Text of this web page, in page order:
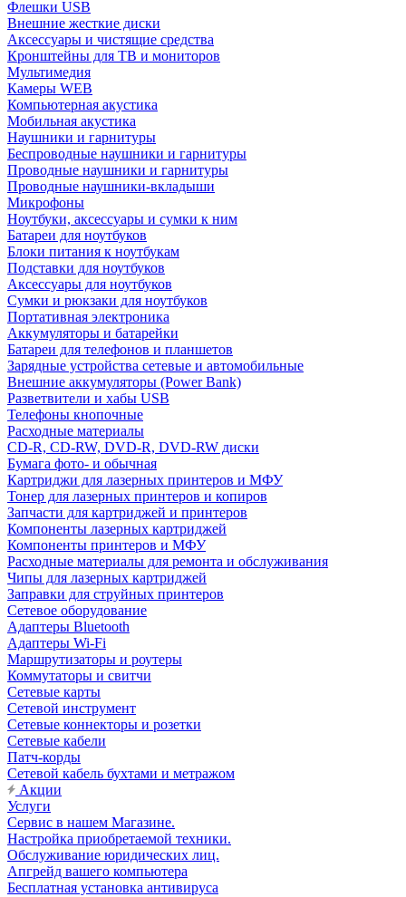
Флешки USB
Внешние жесткие диски
Аксессуары и чистящие средства
Кронштейны для ТВ и мониторов
Мультимедия
Камеры WEB
Компьютерная акустика
Мобильная акустика
Наушники и гарнитуры
Беспроводные наушники и гарнитуры
Проводные наушники и гарнитуры
Проводные наушники-вкладыши
Микрофоны
Ноутбуки, аксессуары и сумки к ним
Батареи для ноутбуков
Блоки питания к ноутбукам
Подставки для ноутбуков
Аксессуары для ноутбуков
Сумки и рюкзаки для ноутбуков
Портативная электроника
Аккумуляторы и батарейки
Батареи для телефонов и планшетов
Зарядные устройства сетевые и автомобильные
Внешние аккумуляторы (Power Bank)
Разветвители и хабы USB
Телефоны кнопочные
Расходные материалы
CD-R, CD-RW, DVD-R, DVD-RW диски
Бумага фото- и обычная
Картриджи для лазерных принтеров и МФУ
Тонер для лазерных принтеров и копиров
Запчасти для картриджей и принтеров
Компоненты лазерных картриджей
Компоненты принтеров и МФУ
Расходные материалы для ремонта и обслуживания
Чипы для лазерных картриджей
Заправки для струйных принтеров
Сетевое оборудование
Адаптеры Bluetooth
Адаптеры Wi-Fi
Маршрутизаторы и роутеры
Коммутаторы и свитчи
Сетевые карты
Сетевой инструмент
Сетевые коннекторы и розетки
Сетевые кабели
Патч-корды
Сетевой кабель бухтами и метражом
Акции
Услуги
Сервис в нашем Магазине.
Настройка приобретаемой техники.
Обслуживание юридических лиц.
Апгрейд вашего компьютера
Бесплатная установка антивируса